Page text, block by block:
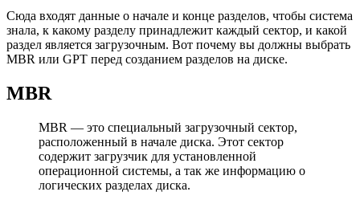
Сюда входят данные о начале и конце разделов, чтобы система
знала, к какому разделу принадлежит каждый сектор, и какой
раздел является загрузочным. Вот почему вы должны выбрать
MBR или GPT перед созданием разделов на диске.
MBR
MBR — это специальный загрузочный сектор,
расположенный в начале диска. Этот сектор
содержит загрузчик для установленной
операционной системы, а так же информацию о
логических разделах диска.